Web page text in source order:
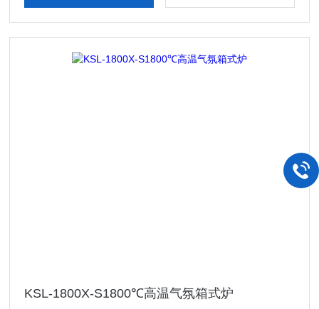
KSL-1800X-S1800℃高温气氛箱式炉